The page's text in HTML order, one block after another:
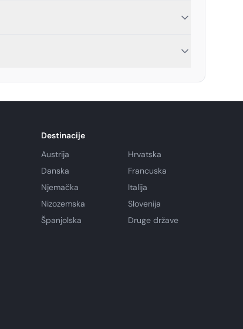
Destinacije
Austrija
Hrvatska
Danska
Francuska
Njemačka
Italija
Nizozemska
Slovenija
Španjolska
Druge države